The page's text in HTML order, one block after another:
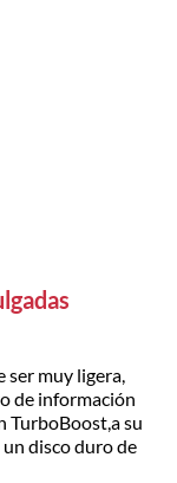
ser muy ligera,
de información
TurboBoost,a su
disco duro de